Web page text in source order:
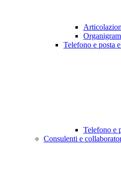
Telefono e posta
Telefono e
Consulenti e